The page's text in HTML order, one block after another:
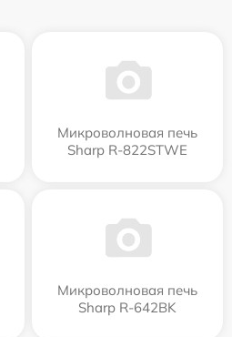
Микроволновая печь
Sharp R-822STWE
Микроволновая печь
Sharp R-642BK